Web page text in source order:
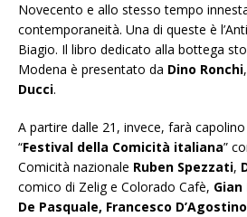
Novecento e allo stesso tempo
contemporaneità. Una di queste è
Biagio. Il libro dedicato alla bottega
Modena è presentato da Dino Ronchi
Ducci.
A partire dalle 21, invece, farà
“Festival della Comicità italiana”
Comicità nazionale Ruben Spezzati,
comico di Zelig e Colorado Cafè,
De Pasquale, Francesco D’Agostino